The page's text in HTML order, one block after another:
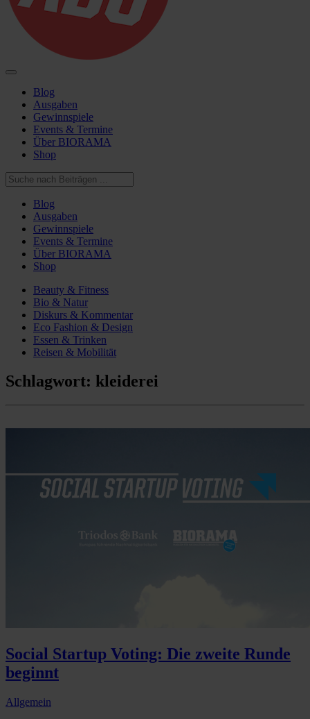
Blog
Ausgaben
Gewinnspiele
Events & Termine
Über BIORAMA
Shop
Blog
Ausgaben
Gewinnspiele
Events & Termine
Über BIORAMA
Shop
Beauty & Fitness
Bio & Natur
Diskurs & Kommentar
Eco Fashion & Design
Essen & Trinken
Reisen & Mobilität
Schlagwort: kleiderei
Social Startup Voting: Die zweite Runde
beginnt
Allgemein